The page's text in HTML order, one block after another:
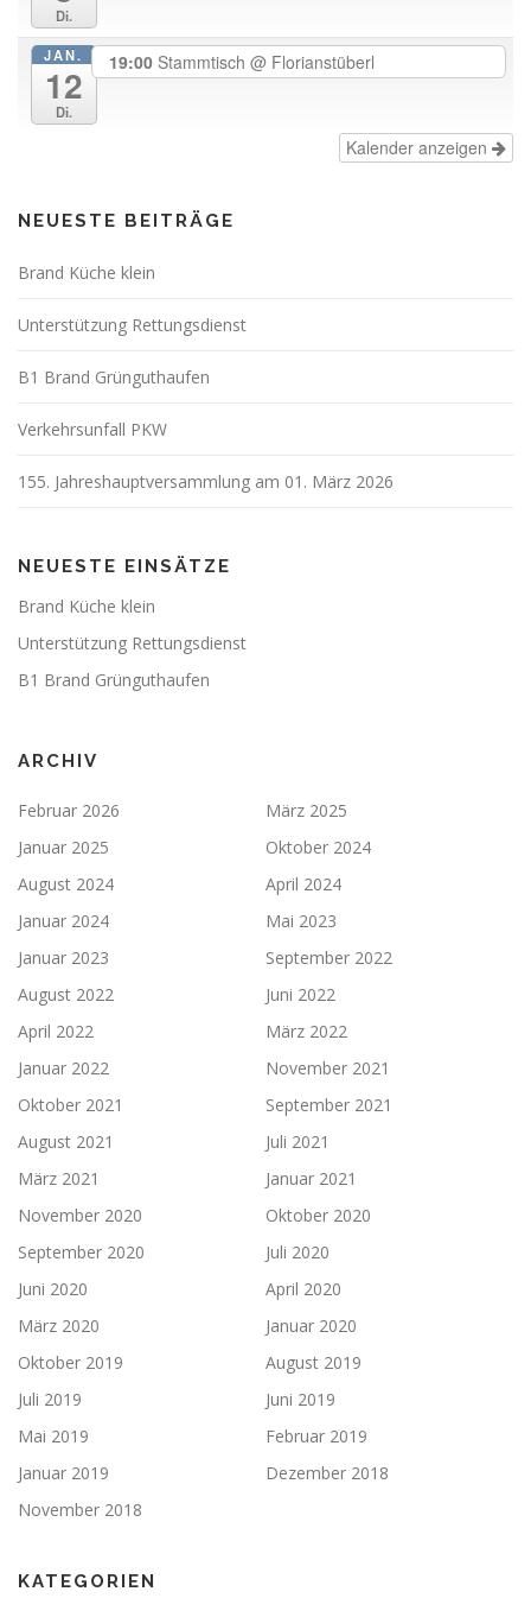
Di.
JAN.
12
Di.
19:00 Stammtisch @ Florianstüberl
Kalender anzeigen
NEUESTE BEITRÄGE
Brand Küche klein
Unterstützung Rettungsdienst
B1 Brand Grünguthaufen
Verkehrsunfall PKW
155. Jahreshauptversammlung am 01. März 2026
NEUESTE EINSÄTZE
Brand Küche klein
Unterstützung Rettungsdienst
B1 Brand Grünguthaufen
ARCHIV
Februar 2026
März 2025
Januar 2025
Oktober 2024
August 2024
April 2024
Januar 2024
Mai 2023
Januar 2023
September 2022
August 2022
Juni 2022
April 2022
März 2022
Januar 2022
November 2021
Oktober 2021
September 2021
August 2021
Juli 2021
März 2021
Januar 2021
November 2020
Oktober 2020
September 2020
Juli 2020
Juni 2020
April 2020
März 2020
Januar 2020
Oktober 2019
August 2019
Juli 2019
Juni 2019
Mai 2019
Februar 2019
Januar 2019
Dezember 2018
November 2018
KATEGORIEN